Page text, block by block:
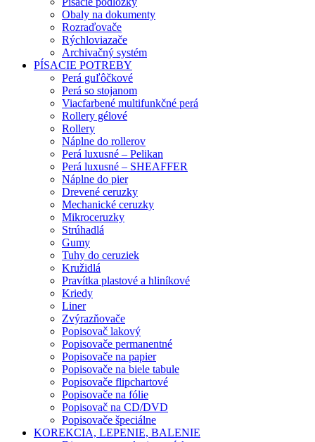
Obaly na dokumenty
Rozraďovače
Rýchloviazače
Archivačný systém
PÍSACIE POTREBY
Perá guľôčkové
Perá so stojanom
Viacfarbené multifunkčné perá
Rollery gélové
Rollery
Náplne do rollerov
Perá luxusné – Pelikan
Perá luxusné – SHEAFFER
Náplne do pier
Drevené ceruzky
Mechanické ceruzky
Mikroceruzky
Strúhadlá
Gumy
Tuhy do ceruziek
Kružidlá
Pravítka plastové a hliníkové
Kriedy
Liner
Zvýrazňovače
Popisovač lakový
Popisovače permanentné
Popisovače na papier
Popisovače na biele tabule
Popisovače flipchartové
Popisovače na fólie
Popisovač na CD/DVD
Popisovače špeciálne
KOREKCIA, LEPENIE, BALENIE